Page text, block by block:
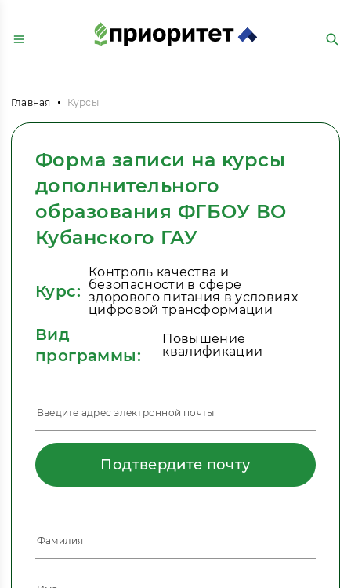
Главная Курсы
Форма записи на курсы
дополнительного
образования ФГБОУ ВО
Кубанского ГАУ
Курс:
Контроль качества и
безопасности в сфере
здорового питания в условиях
цифровой трансформации
Вид
программы:
Повышение
квалификации
Подтвердите почту